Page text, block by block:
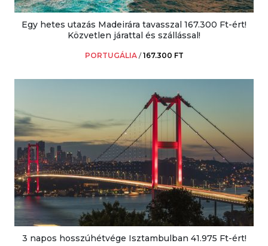
Egy hetes utazás Madeirára tavasszal 167.300 Ft-ért!
Közvetlen járattal és szállással!
PORTUGÁLIA /167.300 FT
3 napos hosszúhétvége Isztambulban 41.975 Ft-ért!